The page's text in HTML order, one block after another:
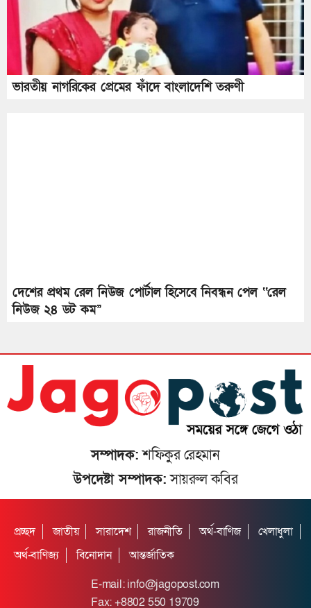
ভারতীয় নাগরিকের প্রেমের ফাঁদে বাংলাদেশি তরুণী
দেশের প্রথম রেল নিউজ পোর্টাল হিসেবে নিবন্ধন পেল ‘‘রেল
নিউজ ২৪ ডট কম’’
সম্পাদক:শফিকুর রেহমান
উপদেষ্টা সম্পাদক:সায়রুল কবির
প্রচ্ছদ জাতীয় সারাদেশ রাজনীতি অর্থ-বাণিজ
খেলাধুলা
অর্থ-বাণিজ্য
বিনোদান
আন্তর্জাতিক
E-mail:info@jagopost.com
Fax: +8802 550 19709